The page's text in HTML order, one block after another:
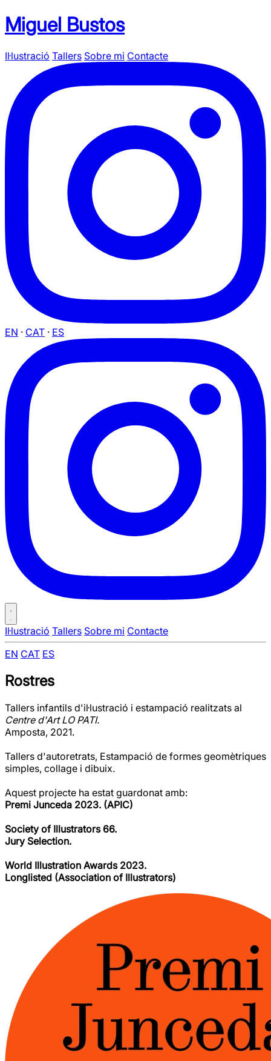
Miguel Bustos
Il·lustració Tallers Sobre mi Contacte
EN · CAT · ES
Il·lustració Tallers Sobre mi Contacte
EN CAT ES
Rostres
Tallers infantils d'il·lustració i estampació realitzats al
Centre d'Art LO PATI.
Amposta, 2021.
Tallers d'autoretrats, Estampació de formes geomètriques
simples, collage i dibuix.
Aquest projecte ha estat guardonat amb:
Premi Junceda 2023. (APIC)
Society of Illustrators 66.
Jury Selection.
World Illustration Awards 2023.
Longlisted (Association of Illustrators)